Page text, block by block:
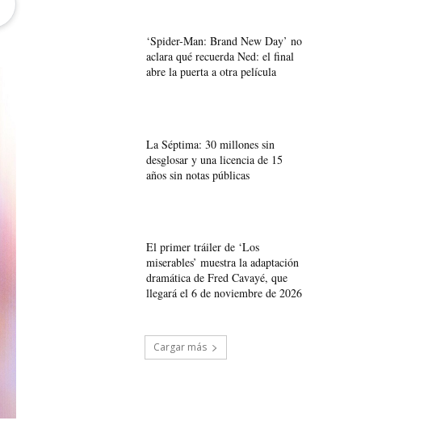
‘Spider-Man: Brand New Day’ no
aclara qué recuerda Ned: el final
abre la puerta a otra película
La Séptima: 30 millones sin
desglosar y una licencia de 15
años sin notas públicas
El primer tráiler de ‘Los
miserables’ muestra la adaptación
dramática de Fred Cavayé, que
llegará el 6 de noviembre de 2026
Cargar más